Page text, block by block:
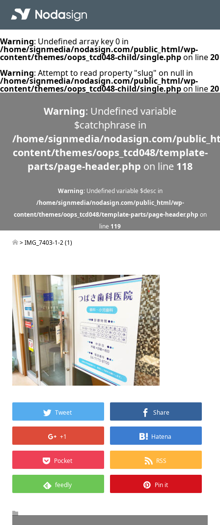
Warning: Undefined array key 0 in
/home/signmedia/nodasign.com/public_html/wp-
content/themes/oops_tcd048-child/single.phpon line20
Warning: Attempt to read property "slug" on null in
/home/signmedia/nodasign.com/public_html/wp-
content/themes/oops_tcd048-child/single.phpon line20
Warning: Undefined variable
$catchphrase in
/home/signmedia/nodasign.com/
content/themes/oops_tcd048/template-
parts/page-header.php on line 118
Warning: Undefined variable $desc in
/home/signmedia/nodasign.com/public_html/wp-
content/themes/oops_tcd048/template-parts/page-header.php on
line 119
> IMG_7403-1-2 (1)
Tweet Share
+1 Hatena
Pocket RSS
feedly Pin it